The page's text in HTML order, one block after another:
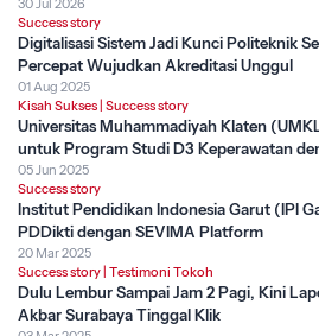
30 Jul 2026
Success story
Digitalisasi Sistem Jadi Kunci Politeknik
Percepat Wujudkan Akreditasi Unggul
01 Aug 2025
Kisah Sukses Success story
Universitas Muhammadiyah Klaten
untuk Program Studi D3 Keperawatan
05 Jun 2025
Success story
Institut Pendidikan Indonesia Garut (IPI
PDDikti dengan SEVIMA Platform
20 Mar 2025
Success story Testimoni Tokoh
Dulu Lembur Sampai Jam 2 Pagi, Kini
Akbar Surabaya Tinggal Klik